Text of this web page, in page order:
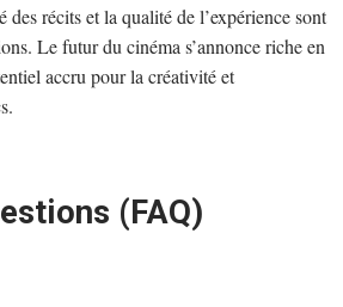
des récits et la qualité de l’expérience sont
Le futur du cinéma s’annonce riche en
accru pour la créativité et
(FAQ)